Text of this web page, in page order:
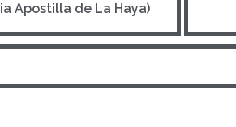
Apostilla de La Haya)